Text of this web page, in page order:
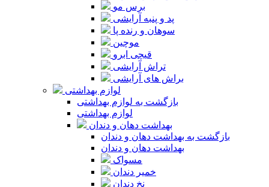
برس مو
پد و پنبه آرایشی
سوهان و رنده پا
موچین
قیچی ابرو
تراش آرایشی
براش های آرایشی
لوازم بهداشتی
بازگشت به لوازم بهداشتی
لوازم بهداشتی
بهداشت دهان و دندان
بازگشت به بهداشت دهان و دندان
بهداشت دهان و دندان
مسواک
خمیر دندان
نخ دندان